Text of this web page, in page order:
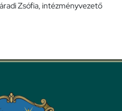
Zsófia, intézményvezető